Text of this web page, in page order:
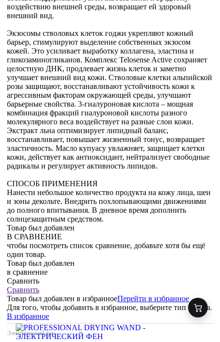
воздействию внешней среды, возвращает ей здоровый
внешний вид.
Экзосомы стволовых клеток годжи укрепляют кожный
барьер, стимулируют выделение собственных экзосом
кожей. Это усиливает выработку коллагена, эластина и
гликозаминогликанов. Комплекс Telosense Active сохраняет
целостную ДНК, продлевает жизнь клеток и заметно
улучшает внешний вид кожи. Стволовые клетки альпийской
розы защищают, восстанавливают устойчивость кожи к
агрессивным факторам окружающей среды, улучшают
барьерные свойства. 3-гиалуроновая кислота – мощная
комбинация фракций гиалуроновой кислоты разного
молекулярного веса воздействует на разные слои кожи.
Экстракт льна оптимизирует липидный баланс,
восстанавливает, повышает жизненный тонус, возвращает
эластичность. Масло купуасу увлажняет, защищает клетки
кожи, действует как антиоксидант, нейтрализует свободные
радикалы и регулирует активность липидов.
СПОСОБ ПРИМЕНЕНИЯ
Нанести небольшое количество продукта на кожу лица, шеи
и зоны декольте. Внедрить похлопывающими движениями
до полного впитывания. В дневное время дополнить
солнцезащитным средством.
Товар был добавлен
В СРАВНЕНИЕ
чтобы посмотреть список сравнение, добавьте хотя бы ещё
один товар.
Товар был добавлен
в сравнение
Сравнить
Сравнить
Товар был добавлен в избранноеПерейти в избранное
Для того, чтобы добавить в избранное, выберите тип товара.
В избранное
Электрический фен